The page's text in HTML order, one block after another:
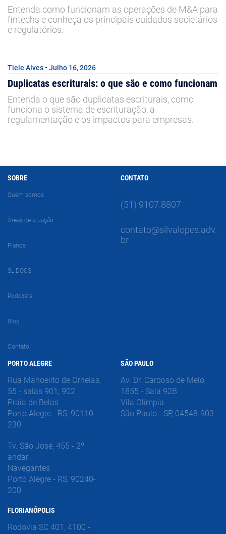
Entenda como funcionam as operações de M&A para
fintechs e conheça os principais cuidados societários
e regulatórios.
Tiele Alves • Julho 16, 2026
Duplicatas escriturais: o que são e como funcionam
Entenda o que são duplicatas escriturais, como
funciona o sistema de escrituração, a
regulamentação e os impactos para empresas.
SOBRE
Quem somos
Áreas de atuação
Planos
SL DOCS
Podcasts
Blog
Contato
CONTATO
(51) 9107.8807
contato@silvalopes.adv.
br
PORTO ALEGRE
Rua Manoelito de Ornelas,
55 - salas 901, 902
Praia de Belas
Porto Alegre - RS, 90110-
230
Tv. São José, 455 - 2º
andar
Navegantes
Porto Alegre - RS, 90240-
200
FLORIANÓPOLIS
Rodovia SC 401, 4100 -
SÃO PAULO
Av. Dr. Cardoso de Melo,
1855 - Sala 92B
Vila Olímpia
São Paulo - SP, 04548-903